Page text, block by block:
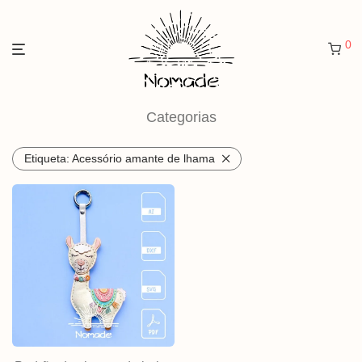
0
Categorias
Etiqueta: Acessório amante de lhama